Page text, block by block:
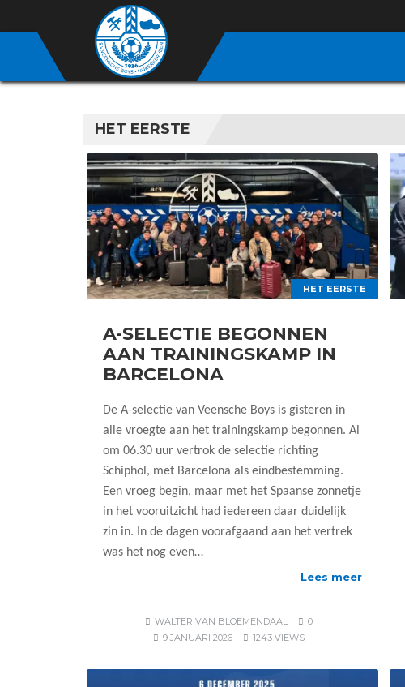
HET EERSTE
HET EERSTE
A-SELECTIE BEGONNEN
AAN TRAININGSKAMP IN
BARCELONA
De A-selectie van Veensche Boys is gisteren in
alle vroegte aan het trainingskamp begonnen. Al
om 06.30 uur vertrok de selectie richting
Schiphol, met Barcelona als eindbestemming.
Een vroeg begin, maar met het Spaanse zonnetje
in het vooruitzicht had iedereen daar duidelijk
zin in. In de dagen voorafgaand aan het vertrek
was het nog even…
Lees meer
WALTER VAN BLOEMENDAAL
0
9 JANUARI 2026
1243 VIEWS